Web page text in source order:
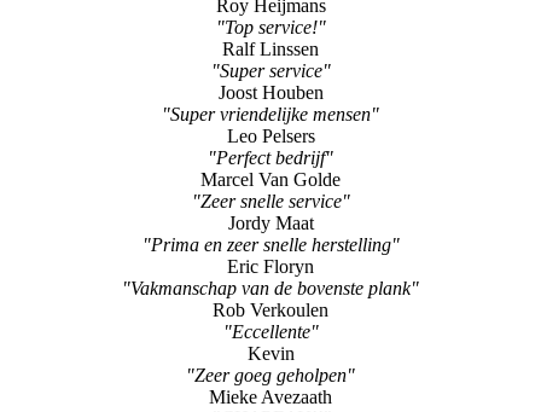
"Super!!"
Wim Camp
"Netjes en vakkundig"
Roy Heijmans
"Top service!"
Ralf Linssen
"Super service"
Joost Houben
"Super vriendelijke mensen"
Leo Pelsers
"Perfect bedrijf"
Marcel Van Golde
"Zeer snelle service"
Jordy Maat
"Prima en zeer snelle herstelling"
Eric Floryn
"Vakmanschap van de bovenste plank"
Rob Verkoulen